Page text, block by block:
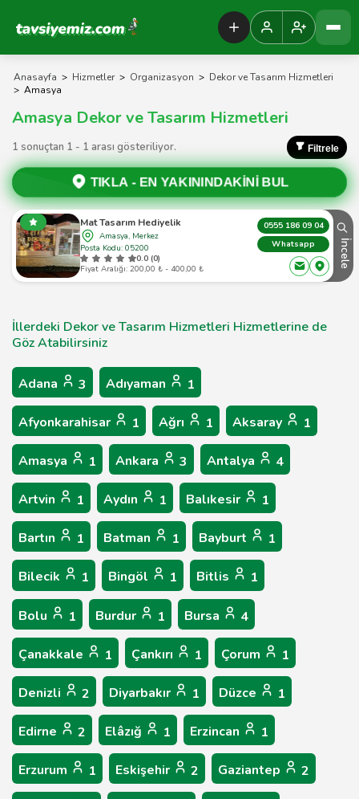
Tavsiyemiz Anasayfa
Anasayfa > Hizmetler > Organizasyon > Dekor ve Tasarım Hizmetleri
> Amasya
Amasya Dekor ve Tasarım Hizmetleri
1 sonuçtan 1 - 1 arası gösteriliyor. Filtrele
TIKLA - EN YAKININDAKİNİ BUL
Mat Tasarım Hediyelik
Amasya, Merkez
Posta Kodu: 05200
0.0 (0)
Fiyat Aralığı: 200,00 ₺ - 400,00 ₺
0555 186 09 04
Whatsapp
İncele
İllerdeki Dekor ve Tasarım Hizmetleri Hizmetlerine de
Göz Atabilirsiniz
Adana 3 Adıyaman 1
Afyonkarahisar 1 Ağrı 1 Aksaray 1
Amasya 1 Ankara 3 Antalya 4
Artvin 1 Aydın 1 Balıkesir 1
Bartın 1 Batman 1 Bayburt 1
Bilecik 1 Bingöl 1 Bitlis 1
Bolu 1 Burdur 1 Bursa 4
Çanakkale 1 Çankırı 1 Çorum 1
Denizli 2 Diyarbakır 1 Düzce 1
Edirne 2 Elâzığ 1 Erzincan 1
Erzurum 1 Eskişehir 2 Gaziantep 2